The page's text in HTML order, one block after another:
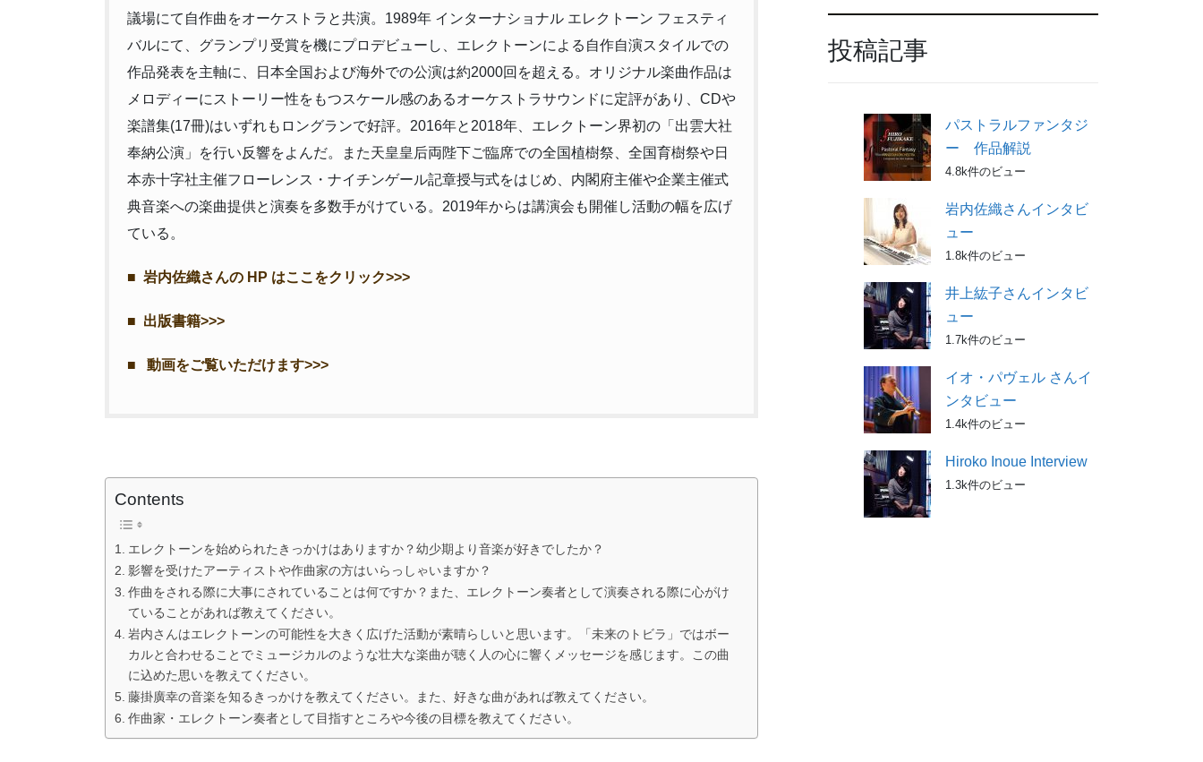
議場にて自作曲をオーケストラと共演。1989年 インターナショナル エレクトーン フェスティ
バルにて、グランプリ受賞を機にプロデビューし、エレクトーンによる自作自演スタイルでの
作品発表を主軸に、日本全国および海外での公演は約2000回を超える。オリジナル楽曲作品は
メロディーにストーリー性をもつスケール感のあるオーケストラサウンドに定評があり、CDや
楽譜集(17冊)はいずれもロングランで好評。2016年と2018年、エレクトーン界初の「出雲大社
奉納公演」を行い反響をよんだ。また天皇皇后両陛下ご臨席での全国植樹祭、全国育樹祭や日
本赤十字社主催フローレンス・ナイチンゲール記章授与式をはじめ、内閣府主催や企業主催式
典音楽への楽曲提供と演奏を多数手がけている。2019年からは講演会も開催し活動の幅を広げ
ている。
■ 岩内佐織さんの HP はここをクリック>>>
■ 出版書籍>>>
■ 動画をご覧いただけます>>>
Contents
エレクトーンを始められたきっかけはありますか？幼少期より音楽が好きでしたか？
影響を受けたアーティストや作曲家の方はいらっしゃいますか？
作曲をされる際に大事にされていることは何ですか？また、エレクトーン奏者として演奏される際に心がけ
ていることがあれば教えてください。
岩内さんはエレクトーンの可能性を大きく広げた活動が素晴らしいと思います。「未来のトビラ」ではボー
カルと合わせることでミュージカルのような壮大な楽曲が聴く人の心に響くメッセージを感じます。この曲
に込めた思いを教えてください。
藤掛廣幸の音楽を知るきっかけを教えてください。また、好きな曲があれば教えてください。
作曲家・エレクトーン奏者として目指すところや今後の目標を教えてください。
投稿記事
パストラルファンタジ
ー 作品解説
4.8k件のビュー
岩内佐織さんインタビ
ュー
1.8k件のビュー
井上紘子さんインタビ
ュー
1.7k件のビュー
イオ・パヴェル さんイ
ンタビュー
1.4k件のビュー
Hiroko Inoue Interview
1.3k件のビュー